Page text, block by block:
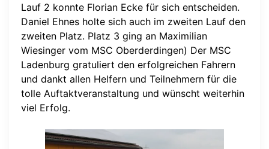
Lauf 2 konnte Florian Ecke für sich entscheiden.
Daniel Ehnes holte sich auch im zweiten Lauf den
zweiten Platz. Platz 3 ging an Maximilian
Wiesinger vom MSC Oberderdingen) Der MSC
Ladenburg gratuliert den erfolgreichen Fahrern
und dankt allen Helfern und Teilnehmern für die
tolle Auftaktveranstaltung und wünscht weiterhin
viel Erfolg.